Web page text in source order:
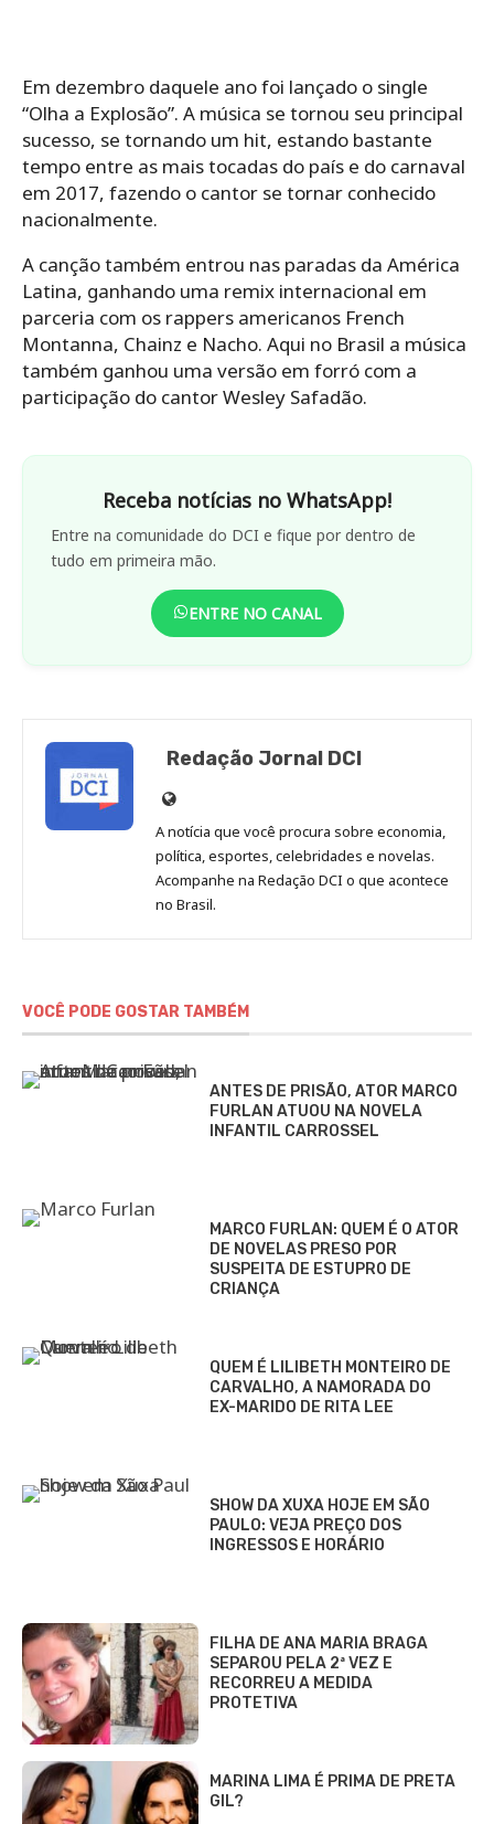
Em dezembro daquele ano foi lançado o single
“Olha a Explosão”. A música se tornou seu principal
sucesso, se tornando um hit, estando bastante
tempo entre as mais tocadas do país e do carnaval
em 2017, fazendo o cantor se tornar conhecido
nacionalmente.
A canção também entrou nas paradas da América
Latina, ganhando uma remix internacional em
parceria com os rappers americanos French
Montanna, Chainz e Nacho. Aqui no Brasil a música
também ganhou uma versão em forró com a
participação do cantor Wesley Safadão.
Receba notícias no WhatsApp!
Entre na comunidade do DCI e fique por dentro de
tudo em primeira mão.
ENTRE NO CANAL
Redação Jornal DCI
Site
de
Redação
Jornal
DCI
A notícia que você procura sobre economia,
política, esportes, celebridades e novelas.
Acompanhe na Redação DCI o que acontece
no Brasil.
VOCÊ PODE GOSTAR TAMBÉM
ANTES DE PRISÃO, ATOR MARCO
FURLAN ATUOU NA NOVELA
INFANTIL CARROSSEL
MARCO FURLAN: QUEM É O ATOR
DE NOVELAS PRESO POR
SUSPEITA DE ESTUPRO DE
CRIANÇA
QUEM É LILIBETH MONTEIRO DE
CARVALHO, A NAMORADA DO
EX-MARIDO DE RITA LEE
SHOW DA XUXA HOJE EM SÃO
PAULO: VEJA PREÇO DOS
INGRESSOS E HORÁRIO
FILHA DE ANA MARIA BRAGA
SEPAROU PELA 2ª VEZ E
RECORREU A MEDIDA
PROTETIVA
MARINA LIMA É PRIMA DE PRETA
GIL?